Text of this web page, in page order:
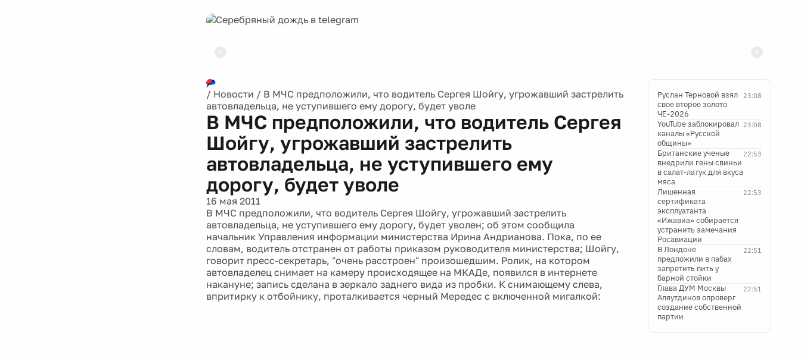
/ Новости / В МЧС предположили, что водитель Сергея Шойгу, угрожавший застрелить
автовладельца, не уступившего ему дорогу, будет уволе
В МЧС предположили, что водитель Сергея
Шойгу, угрожавший застрелить
автовладельца, не уступившего ему
дорогу, будет уволе
16 мая 2011
В МЧС предположили, что водитель Сергея Шойгу, угрожавший застрелить
автовладельца, не уступившего ему дорогу, будет уволен; об этом сообщила
начальник Управления информации министерства Ирина Андрианова. Пока, по ее
словам, водитель отстранен от работы приказом руководителя министерства; Шойгу,
говорит пресс-секретарь, "очень расстроен" произошедшим. Ролик, на котором
автовладелец снимает на камеру происходящее на МКАДе, появился в интернете
накануне; запись сделана в зеркало заднего вида из пробки. К снимающему слева,
впритирку к отбойнику, проталкивается черный Мередес с включенной мигалкой:
23:08
Руслан Терновой взял
свое второе золото
ЧЕ-2026
23:08
YouTube заблокировал
каналы «Русской
общины»
22:53
Британские ученые
внедрили гены свиньи
в салат-латук для вкуса
мяса
22:53
Лишенная
сертификата
эксплуатанта
«Ижавиа» собирается
устранить замечания
Росавиации
22:51
В Лондоне
предложили в пабах
запретить пить у
барной стойки
22:51
Глава ДУМ Москвы
Аляутдинов опроверг
создание собственной
партии